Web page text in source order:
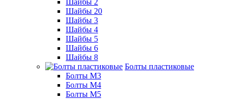
Шайбы 2
Шайбы 20
Шайбы 3
Шайбы 4
Шайбы 5
Шайбы 6
Шайбы 8
Болты пластиковые
Болты М3
Болты М4
Болты М5